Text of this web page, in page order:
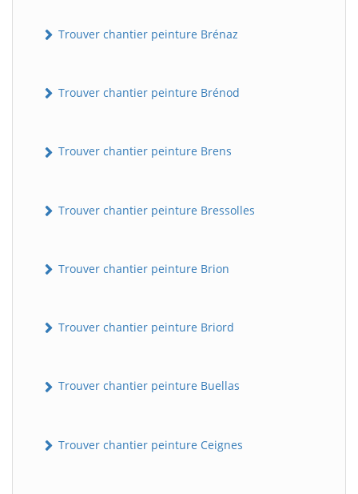
Trouver chantier peinture Brénaz
Trouver chantier peinture Brénod
Trouver chantier peinture Brens
Trouver chantier peinture Bressolles
Trouver chantier peinture Brion
Trouver chantier peinture Briord
Trouver chantier peinture Buellas
Trouver chantier peinture Ceignes